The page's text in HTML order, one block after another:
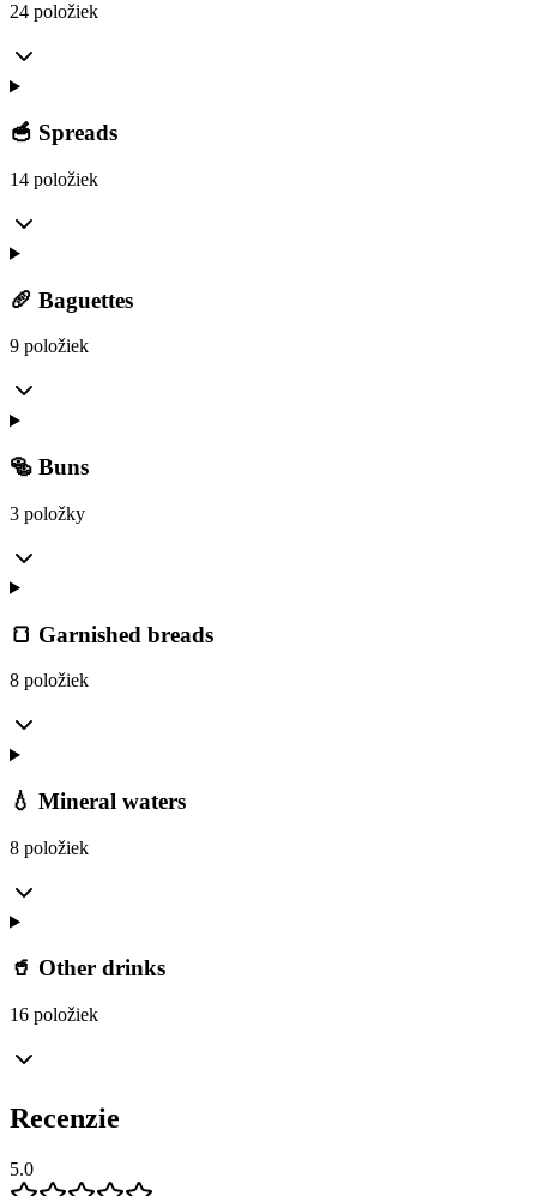
24 položiek
🥣 Spreads
14 položiek
🥖 Baguettes
9 položiek
🥯 Buns
3 položky
🍞 Garnished breads
8 položiek
💧 Mineral waters
8 položiek
🥤 Other drinks
16 položiek
Recenzie
5.0